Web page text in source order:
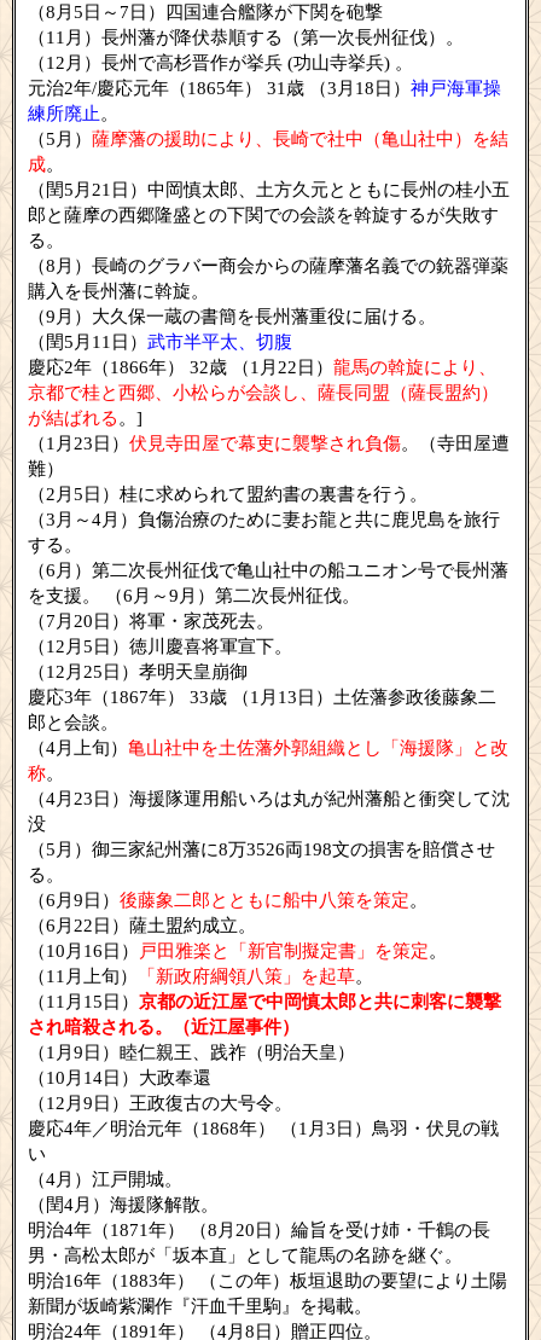
（8月5日～7日）四国連合艦隊が下関を砲撃
（11月）長州藩が降伏恭順する（第一次長州征伐）。
（12月）長州で高杉晋作が挙兵 (功山寺挙兵) 。
元治2年/慶応元年（1865年） 31歳 （3月18日） 神戸海軍操
練所廃止 。
（5月） 薩摩藩の援助により、長崎で社中（亀山社中）を結
成。
（閏5月21日）中岡慎太郎、土方久元とともに長州の桂小五
郎と薩摩の西郷隆盛との下関での会談を斡旋するが失敗す
る。
（8月）長崎のグラバー商会からの薩摩藩名義での銃器弾薬
購入を長州藩に斡旋。
（9月）大久保一蔵の書簡を長州藩重役に届ける。
（閏5月11日） 武市半平太、切腹
慶応2年（1866年） 32歳 （1月22日） 龍馬の斡旋により、
京都で桂と西郷、小松らが会談し、薩長同盟（薩長盟約）
が結ばれる 。]
（1月23日） 伏見寺田屋で幕吏に襲撃され負傷。（寺田屋遭
難）
（2月5日）桂に求められて盟約書の裏書を行う。
（3月～4月）負傷治療のために妻お龍と共に鹿児島を旅行
する。
（6月）第二次長州征伐で亀山社中の船ユニオン号で長州藩
を支援。 （6月～9月）第二次長州征伐。
（7月20日）将軍・家茂死去。
（12月5日）徳川慶喜将軍宣下。
（12月25日）孝明天皇崩御
慶応3年（1867年） 33歳 （1月13日）土佐藩参政後藤象二
郎と会談。
（4月上旬） 亀山社中を土佐藩外郭組織とし「海援隊」と改
称。
（4月23日）海援隊運用船いろは丸が紀州藩船と衝突して沈
没
（5月）御三家紀州藩に8万3526両198文の損害を賠償させ
る。
（6月9日） 後藤象二郎とともに船中八策を策定。
（6月22日）薩土盟約成立。
（10月16日）
戸田雅楽と「新官制擬定書」を策定。
（11月上旬）
「新政府綱領八策」を起草。
（11月15日） 京都の近江屋で中岡慎太郎と共に刺客に襲撃
され暗殺される。（近江屋事件）
（1月9日）睦仁親王、践祚（明治天皇）
（10月14日）大政奉還
（12月9日）王政復古の大号令。
慶応4年／明治元年（1868年） （1月3日）鳥羽・伏見の戦
い
（4月）江戸開城。
（閏4月）海援隊解散。
明治4年（1871年） （8月20日）綸旨を受け姉・千鶴の長
男・高松太郎が「坂本直」として龍馬の名跡を継ぐ。
明治16年（1883年） （この年）板垣退助の要望により土陽
新聞が坂崎紫瀾作『汗血千里駒』を掲載。
明治24年（1891年） （4月8日）贈正四位。